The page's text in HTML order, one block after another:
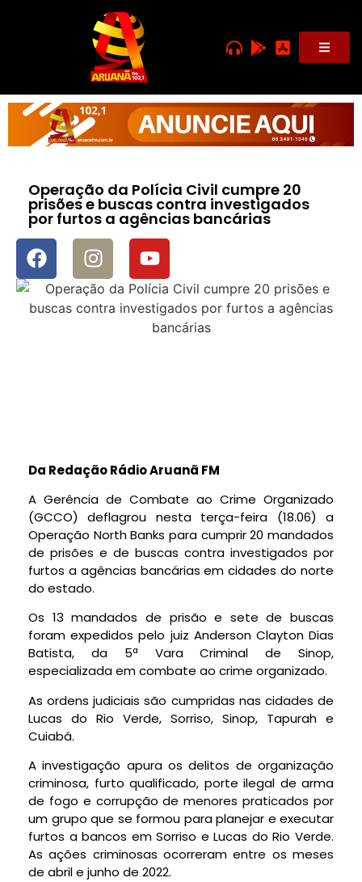
Operação da Polícia Civil cumpre 20
prisões e buscas contra investigados
por furtos a agências bancárias
Da Redação Rádio Aruanã FM
A Gerência de Combate ao Crime Organizado
(GCCO) deflagrou nesta terça-feira (18.06) a
Operação North Banks para cumprir 20 mandados
de prisões e de buscas contra investigados por
furtos a agências bancárias em cidades do norte
do estado.
Os 13 mandados de prisão e sete de buscas
foram expedidos pelo juiz Anderson Clayton Dias
Batista, da 5ª Vara Criminal de Sinop,
especializada em combate ao crime organizado.
As ordens judiciais são cumpridas nas cidades de
Lucas do Rio Verde, Sorriso, Sinop, Tapurah e
Cuiabá.
A investigação apura os delitos de organização
criminosa, furto qualificado, porte ilegal de arma
de fogo e corrupção de menores praticados por
um grupo que se formou para planejar e executar
furtos a bancos em Sorriso e Lucas do Rio Verde.
As ações criminosas ocorreram entre os meses
de abril e junho de 2022.